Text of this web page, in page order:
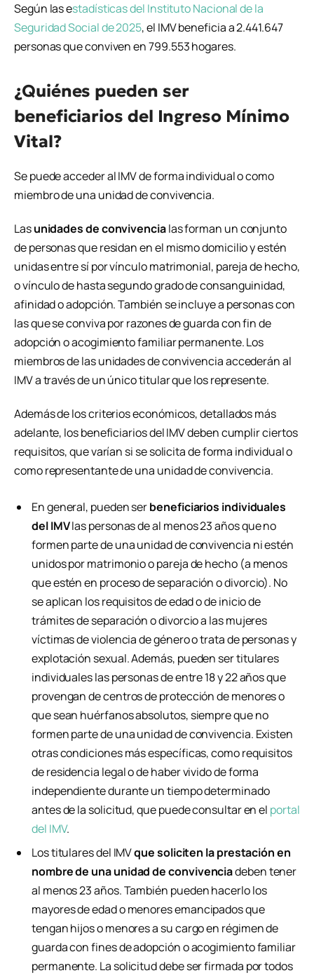
Según las estadísticas del Instituto Nacional de la
Seguridad Social de 2025, el IMV beneficia a 2.441.647
personas que conviven en 799.553 hogares.
¿Quiénes pueden ser
beneficiarios del Ingreso Mínimo
Vital?
Se puede acceder al IMV de forma individual o como
miembro de una unidad de convivencia.
Lasunidades de convivencialas forman un conjunto
de personas que residan en el mismo domicilio y estén
unidas entre sí por vínculo matrimonial, pareja de hecho,
o vínculo de hasta segundo grado de consanguinidad,
afinidad o adopción. También se incluye a personas con
las que se conviva por razones de guarda con fin de
adopción o acogimiento familiar permanente. Los
miembros de las unidades de convivencia accederán al
IMV a través de un único titular que los represente.
Además de los criterios económicos, detallados más
adelante, los beneficiarios del IMV deben cumplir ciertos
requisitos, que varían si se solicita de forma individual o
como representante de una unidad de convivencia.
En general, pueden serbeneficiarios individuales
del IMVlas personas de al menos 23 años que no
formen parte de una unidad de convivencia ni estén
unidos por matrimonio o pareja de hecho (a menos
que estén en proceso de separación o divorcio). No
se aplican los requisitos de edad o de inicio de
trámites de separación o divorcio a las mujeres
víctimas de violencia de género o trata de personas y
explotación sexual. Además, pueden ser titulares
individuales las personas de entre 18 y 22 años que
provengan de centros de protección de menores o
que sean huérfanos absolutos, siempre que no
formen parte de una unidad de convivencia. Existen
otras condiciones más específicas, como requisitos
de residencia legal o de haber vivido de forma
independiente durante un tiempo determinado
antes de la solicitud, que puede consultar en el portal
del IMV.
Los titulares del IMVque soliciten la prestación en
nombre de una unidad de convivenciadeben tener
al menos 23 años. También pueden hacerlo los
mayores de edad o menores emancipados que
tengan hijos o menores a su cargo en régimen de
guarda con fines de adopción o acogimiento familiar
permanente. La solicitud debe ser firmada por todos